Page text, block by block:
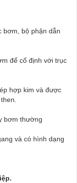
bơm, bộ phận dẫn
để cố định với trục
hợp kim và được
bơm thường
và có hình dạng